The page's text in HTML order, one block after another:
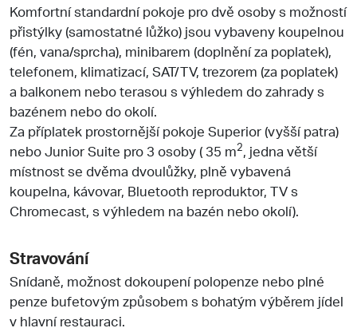
Komfortní standardní pokoje pro dvě osoby s možností
přistýlky (samostatné lůžko) jsou vybaveny koupelnou
(fén, vana/sprcha), minibarem (doplnění za poplatek),
telefonem, klimatizací, SAT/TV, trezorem (za poplatek)
a balkonem nebo terasou s výhledem do zahrady s
bazénem nebo do okolí.
Za příplatek prostornější pokoje Superior (vyšší patra)
nebo Junior Suite pro 3 osoby ( 35 m2, jedna větší
místnost se dvěma dvoulůžky, plně vybavená
koupelna, kávovar, Bluetooth reproduktor, TV s
Chromecast, s výhledem na bazén nebo okolí).
Stravování
Snídaně, možnost dokoupení polopenze nebo plné
penze bufetovým způsobem s bohatým výběrem jídel
v hlavní restauraci.